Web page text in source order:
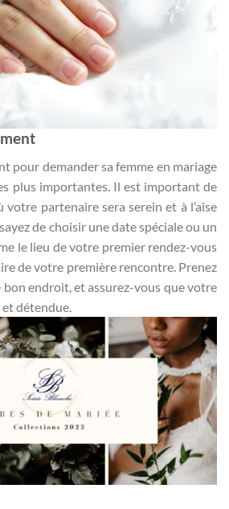
pour demander sa femme en mariage
plus importantes. Il est important de
partenaire sera serein et à l’aise
de choisir une date spéciale ou un
le lieu de votre premier rendez-vous
de votre première rencontre. Prenez
endroit, et assurez-vous que votre
détendue.